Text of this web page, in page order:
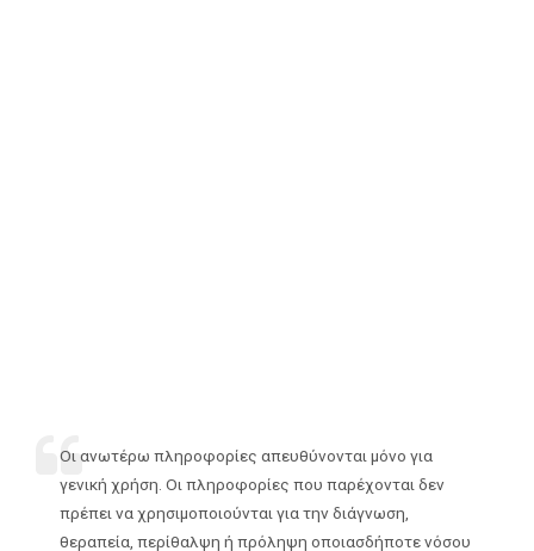
Οι ανωτέρω πληροφορίες απευθύνονται μόνο για
γενική χρήση. Οι πληροφορίες που παρέχονται δεν
πρέπει να χρησιμοποιούνται για την διάγνωση,
θεραπεία, περίθαλψη ή πρόληψη οποιασδήποτε νόσου